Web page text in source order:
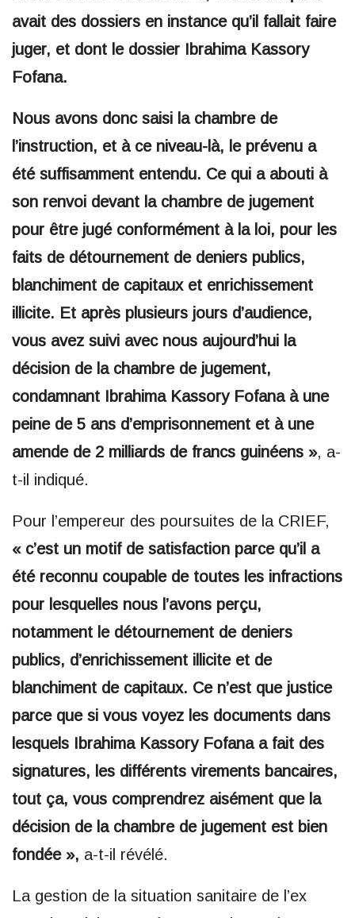
avait des dossiers en instance qu’il fallait faire
juger, et dont le dossier Ibrahima Kassory
Fofana.
Nous avons donc saisi la chambre de
l’instruction, et à ce niveau-là, le prévenu a
été suffisamment entendu. Ce qui a abouti à
son renvoi devant la chambre de jugement
pour être jugé conformément à la loi, pour les
faits de détournement de deniers publics,
blanchiment de capitaux et enrichissement
illicite. Et après plusieurs jours d’audience,
vous avez suivi avec nous aujourd’hui la
décision de la chambre de jugement,
condamnant Ibrahima Kassory Fofana à une
peine de 5 ans d’emprisonnement et à une
amende de 2 milliards de francs guinéens », a-
t-il indiqué.
Pour l’empereur des poursuites de la CRIEF,
« c’est un motif de satisfaction parce qu’il a
été reconnu coupable de toutes les infractions
pour lesquelles nous l’avons perçu,
notamment le détournement de deniers
publics, d’enrichissement illicite et de
blanchiment de capitaux. Ce n’est que justice
parce que si vous voyez les documents dans
lesquels Ibrahima Kassory Fofana a fait des
signatures, les différents virements bancaires,
tout ça, vous comprendrez aisément que la
décision de la chambre de jugement est bien
fondée », a-t-il révélé.
La gestion de la situation sanitaire de l’ex